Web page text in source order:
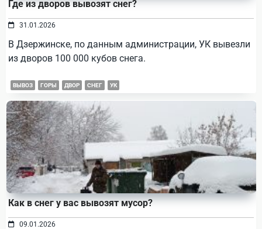
Где из дворов вывозят снег?
31.01.2026
В Дзержинске, по данным администрации, УК вывезли
из дворов 100 000 кубов снега.
ВЫВОЗ ГОРЫ ДВОР СНЕГ УК
Как в снег у вас вывозят мусор?
09.01.2026